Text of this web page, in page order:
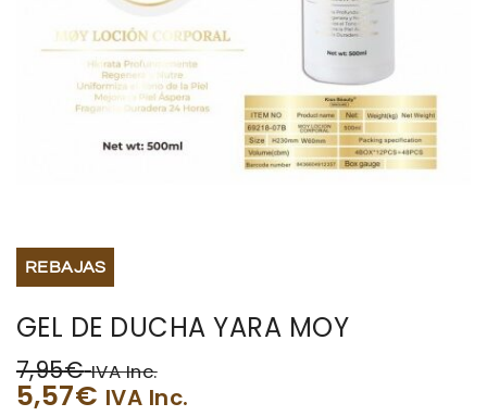
CALZADO
COMPLEMENTOS
TECNOLOGIA
REBAJAS
GEL DE DUCHA YARA MOY
7,95€ IVA Inc.
5,57€ IVA Inc.